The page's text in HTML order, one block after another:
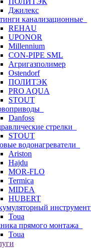
Джилекс
канализационные
REHAU
UPONOR
Millennium
CON-PIPE SML
Агригазполимер
Ostendorf
ПОЛИТЭК
PRO AQUA
STOUT
Danfoss
стрелки
STOUT
водонагреватели
Ariston
Hajdu
MOR-FLO
Termica
MIDEA
HUBERT
инструмент
Toua
прямого монтажа
Toua